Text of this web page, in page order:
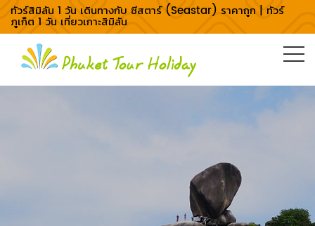
ทัวร์สิมิลัน 1 วัน เดินทางกับ ซีสตาร์ (Seastar) ราคาถูก | ทัวร์
ภูเก็ต 1 วัน เที่ยวเกาะสิมิลัน